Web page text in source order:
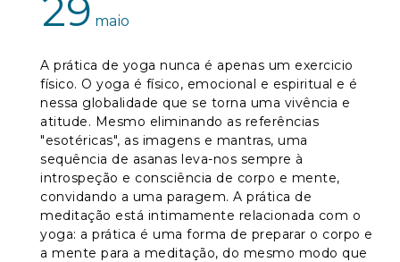
29maio
A prática de yoga nunca é apenas um exercicio
físico. O yoga é físico, emocional e espiritual e é
nessa globalidade que se torna uma vivência e
atitude. Mesmo eliminando as referências
"esotéricas", as imagens e mantras, uma
sequência de asanas leva-nos sempre à
introspeção e consciência de corpo e mente,
convidando a uma paragem. A prática de
meditação está intimamente relacionada com o
yoga: a prática é uma forma de preparar o corpo e
a mente para a meditação, do mesmo modo que